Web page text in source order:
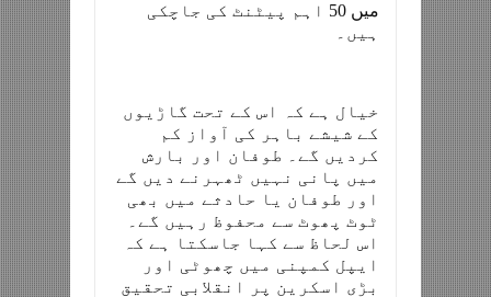
میں 50 اہم پیٹنٹ کی جاچکی
ہیں۔
خیال ہے کہ اس کے تحت گاڑیوں
کے شیشے باہر کی آواز کم
کردیں گے۔ طوفان اور بارش
میں پانی نہیں ٹھہرنے دیں گے
اور طوفان یا حادثے میں بھی
ٹوٹ پھوٹ سے محفوظ رہیں گے۔
اس لحاظ سے کہا جاسکتا ہے کہ
ایپل کمپنی میں چھوٹی اور
بڑی اسکرین پر انقلابی تحقیق